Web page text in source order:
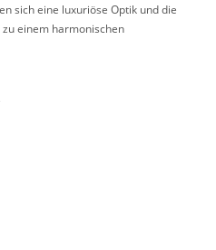
sich eine luxuriöse Optik und die
einem harmonischen